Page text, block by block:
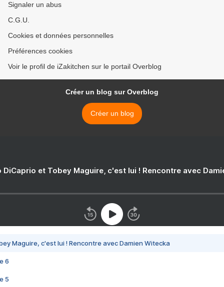
Signaler un abus
C.G.U.
Cookies et données personnelles
Préférences cookies
Voir le profil de iZakitchen sur le portail Overblog
Créer un blog sur Overblog
Créer un blog
DiCaprio et Tobey Maguire, c'est lui ! Rencontre avec
Maguire, c'est lui ! Rencontre avec Damien Witecka
6
5